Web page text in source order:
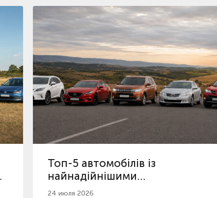
Топ-5 автомобілів із
найнадійнішими
автоматичними коробками
24 июля 2026